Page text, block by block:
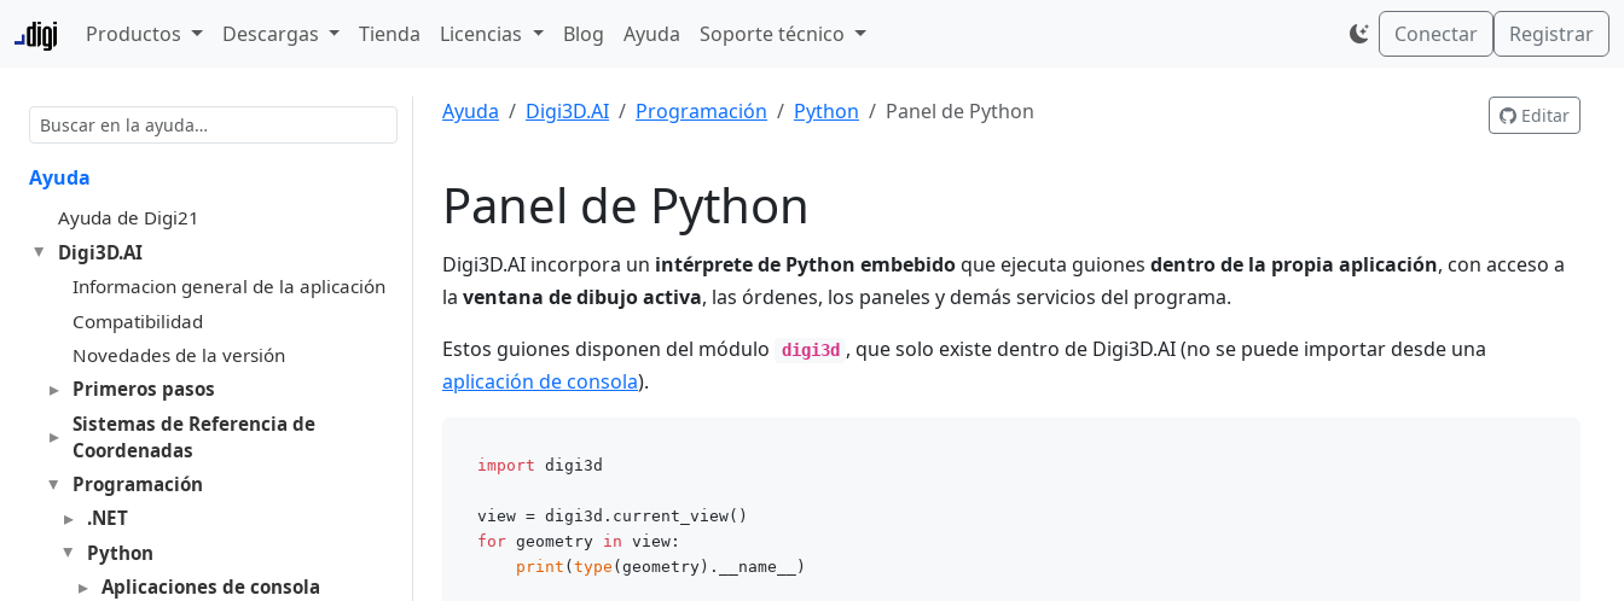
Productos Descargas Tienda Licencias Blog Ayuda Soporte técnico Conectar Registrar
Ayuda
Ayuda de Digi21
Digi3D.AI
Informacion general de la aplicación
Compatibilidad
Novedades de la versión
Primeros pasos
Sistemas de Referencia de
Coordenadas
Programación
.NET
Python
Aplicaciones de consola
Ayuda Digi3D.AI Programación Python Panel de Python Editar
Panel de Python
Digi3D.AI incorpora un intérprete de Python embebidoque ejecuta guiones dentro de la propia aplicación, con acceso a
la ventana de dibujo activa, las órdenes, los paneles y demás servicios del programa.
Estos guiones disponen del módulo
digi3d , que solo existe dentro de Digi3D.AI (no se puede importar desde una
aplicación de consola).
import digi3d
for geometry in view:
print ( type